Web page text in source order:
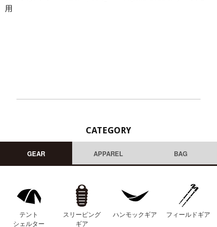
用
CATEGORY
GEAR APPAREL BAG
テント
シェルター
スリーピング
ギア
ハンモックギア フィールドギア